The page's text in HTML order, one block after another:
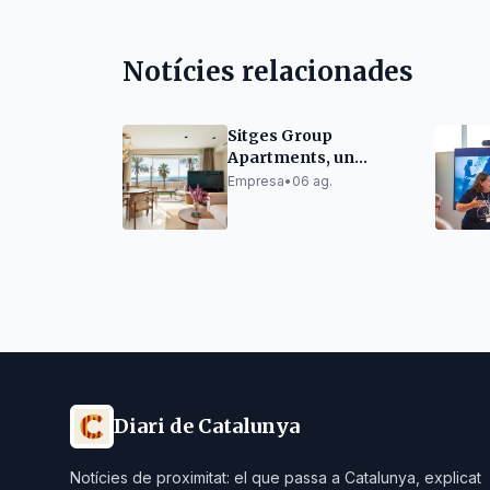
Notícies relacionades
Sitges Group
Apartments, un
referent reconegut
Empresa• 06 ag.
Diari de Catalunya
Notícies de proximitat: el que passa a Catalunya, explicat